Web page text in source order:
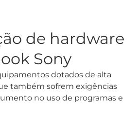
de hardware
Sony
dotados de alta
também sofrem exigências
no uso de programas e